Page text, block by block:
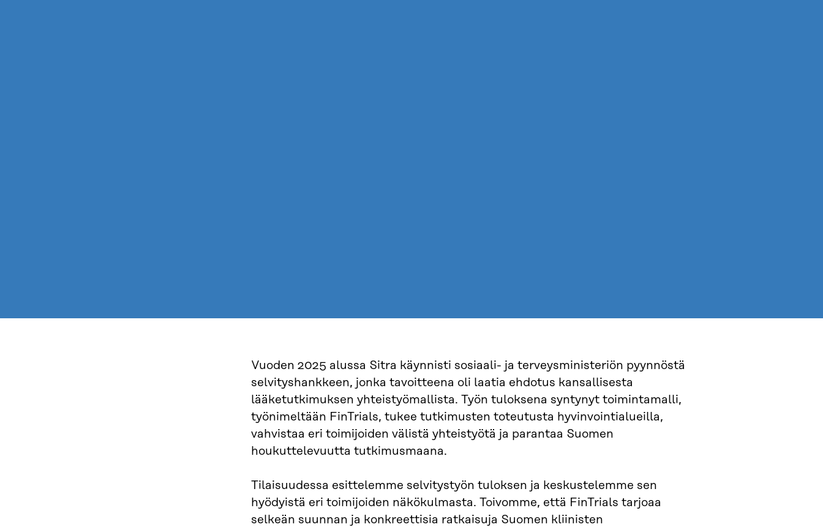
Vuoden 2025 alussa Sitra käynnisti sosiaali- ja terveysministeriön pyynnöstä
selvityshankkeen, jonka tavoitteena oli laatia ehdotus kansallisesta
lääketutkimuksen yhteistyömallista. Työn tuloksena syntynyt toimintamalli,
työnimeltään FinTrials, tukee tutkimusten toteutusta hyvinvointialueilla,
vahvistaa eri toimijoiden välistä yhteistyötä ja parantaa Suomen
houkuttelevuutta tutkimusmaana.
Tilaisuudessa esittelemme selvitystyön tuloksen ja keskustelemme sen
hyödyistä eri toimijoiden näkökulmasta. Toivomme, että FinTrials tarjoaa
selkeän suunnan ja konkreettisia ratkaisuja Suomen kliinisten